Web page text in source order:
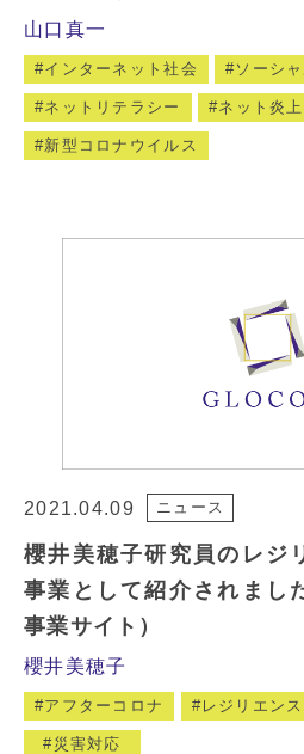
山口真一
インターネット社会 ソーシ
ネットリテラシー ネット炎上
新型コロナウイルス
2021.04.09 ニュース
櫻井美穂子研究員のレジ
事業として紹介されまし
事業サイト）
櫻井美穂子
アフターコロナ レジリエンス
災害対応